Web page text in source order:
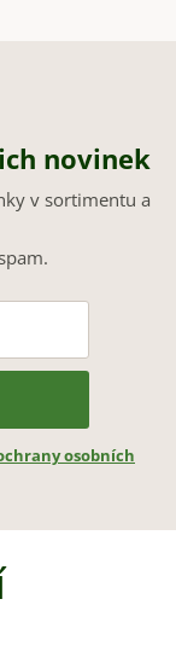
novinek
v sortimentu a
osobních